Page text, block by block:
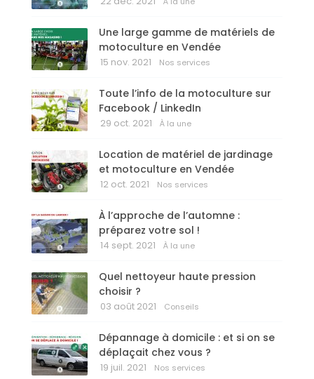
Une large gamme de matériels de
motoculture en Vendée
15 nov. 2021 Nos services
Toute l’info de la motoculture sur
Facebook / LinkedIn
29 oct. 2021 À la une
Location de matériel de jardinage
et motoculture en Vendée
12 oct. 2021 Nos services
À l’approche de l’automne :
préparez votre sol !
14 sept. 2021 À la une
Quel nettoyeur haute pression
choisir ?
03 août 2021 Conseils
Dépannage à domicile : et si on se
déplaçait chez vous ?
19 juil. 2021 Nos services